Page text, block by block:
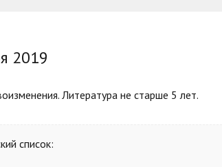
2019
Литература не старше 5 лет.
список: